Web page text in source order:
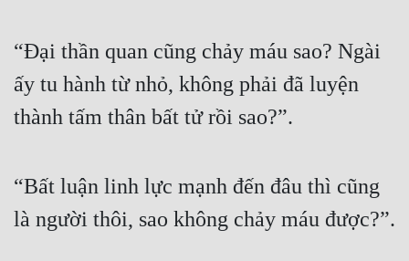
“Đại thần quan cũng chảy máu sao? Ngài
ấy tu hành từ nhỏ, không phải đã luyện
thành tấm thân bất tử rồi sao?”.
“Bất luận linh lực mạnh đến đâu thì cũng